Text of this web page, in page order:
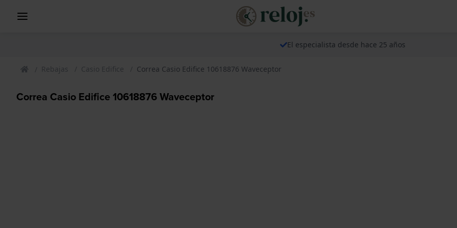
El especialista desde hace 25 años
Rebajas Casio Edifice Correa Casio Edifice 10618876 Waveceptor
Correa Casio Edifice 10618876 Waveceptor